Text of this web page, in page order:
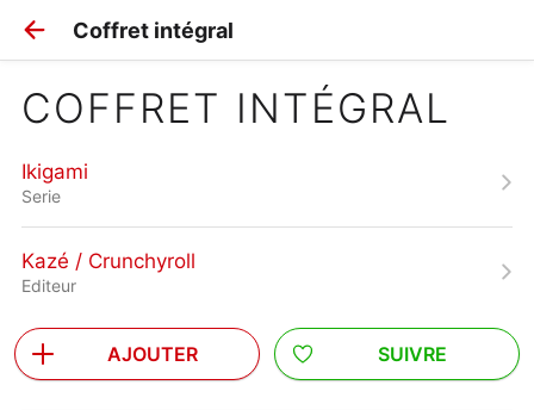
Coffret intégral
COFFRET INTÉGRAL
Ikigami
Serie
Kazé / Crunchyroll
Editeur
AJOUTER SUIVRE